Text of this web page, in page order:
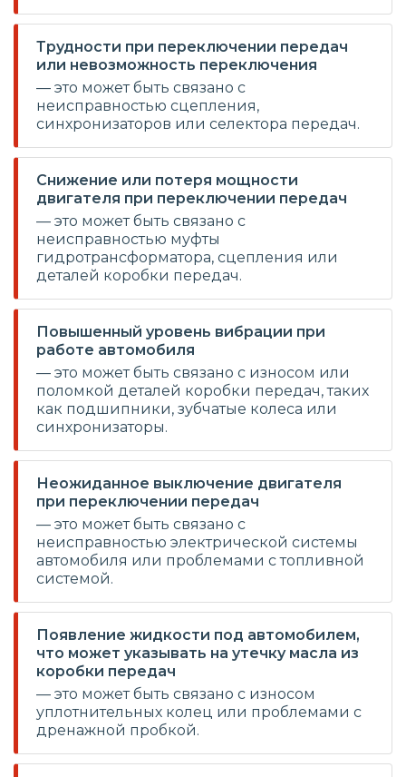
Трудности при переключении передач
или невозможность переключения
— это может быть связано с
неисправностью сцепления,
синхронизаторов или селектора передач.
Снижение или потеря мощности
двигателя при переключении передач
— это может быть связано с
неисправностью муфты
гидротрансформатора, сцепления или
деталей коробки передач.
Повышенный уровень вибрации при
работе автомобиля
— это может быть связано с износом или
поломкой деталей коробки передач, таких
как подшипники, зубчатые колеса или
синхронизаторы.
Неожиданное выключение двигателя
при переключении передач
— это может быть связано с
неисправностью электрической системы
автомобиля или проблемами с топливной
системой.
Появление жидкости под автомобилем,
что может указывать на утечку масла из
коробки передач
— это может быть связано с износом
уплотнительных колец или проблемами с
дренажной пробкой.